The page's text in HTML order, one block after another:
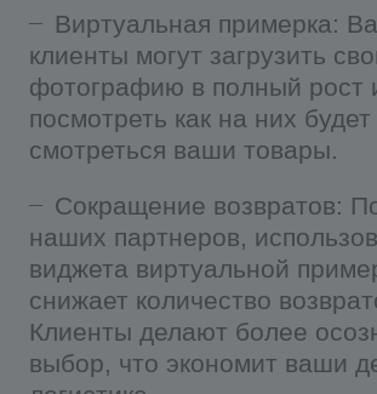
московскому времени. Суббота и
выходные дни.
Виртуальная примерка:
клиенты могут загрузить
фотографию в полный рост
посмотреть как на них будет
смотреться ваши товары.
Сокращение возвратов:
наших партнеров,
виджета виртуальной
снижает количество
Клиенты делают более
выбор, что экономит ваши